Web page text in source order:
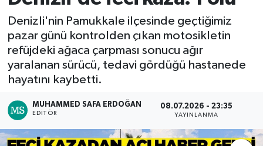
Denizli'nin Pamukkale ilçesinde geçtiğimiz
pazar günü kontrolden çıkan motosikletin
refüjdeki ağaca çarpması sonucu ağır
yaralanan sürücü, tedavi gördüğü hastanede
hayatını kaybetti.
MUHAMMED SAFA ERDOĞAN
EDITÖR
08.07.2026 - 23:35
YAYINLANMA
RESMİ İLAN
BİLİM VE TEKNOLOJİ
RESMİ İLAN
Yaşam
Tarih
Çevre
Dünya